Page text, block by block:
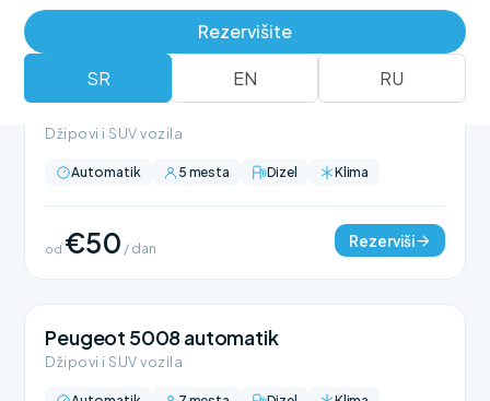
Rezervišite
SR EN RU
BMW X1 automatik
Džipovi i SUV vozila
Automatik 5 mesta Dizel Klima
od €50 / dan Rezerviši
Peugeot 5008 automatik
Džipovi i SUV vozila